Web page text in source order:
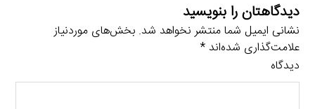
دیدگاهتان را بنویسید
نشانی ایمیل شما منتشر نخواهد شد. بخش‌های موردنیاز
علامت‌گذاری شده‌اند*
دیدگاه